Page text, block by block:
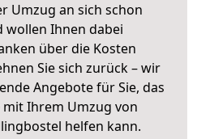
Umzug an sich schon
wollen Ihnen dabei
über die Kosten
Sie sich zurück – wir
Angebote für Sie, das
mit Ihrem Umzug von
helfen kann.